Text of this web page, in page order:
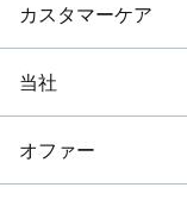
カスタマーケア
当社
オファー